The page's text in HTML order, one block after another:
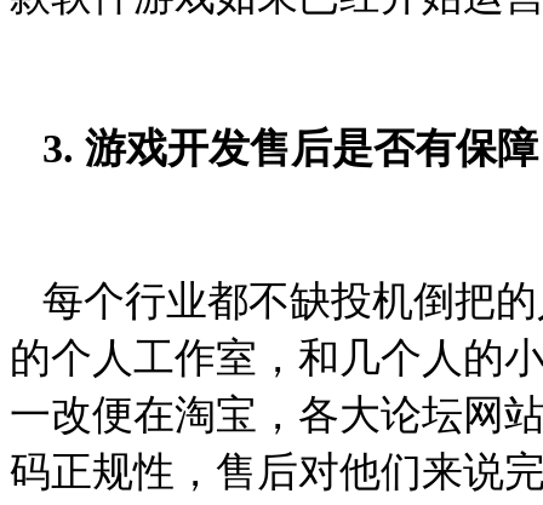
3. 游戏开发售后是否有保障
每个行业都不缺投机倒把
的个人工作室，和几个人的
一改便在淘宝，各大论坛网
码正规性，售后对他们来说